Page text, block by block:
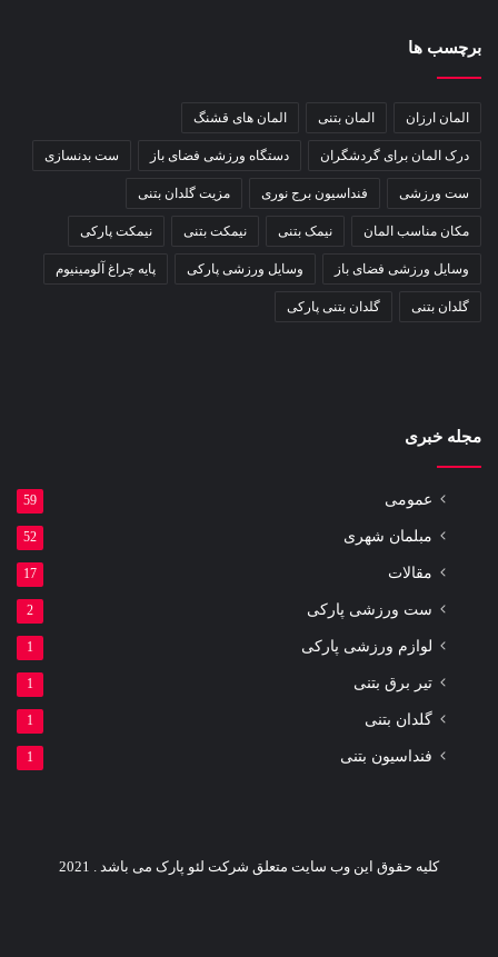
برچسب ها
المان ارزان المان بتنی المان های قشنگ
درک المان برای گردشگران دستگاه ورزشی فضای باز ست بدنسازی
ست ورزشی فنداسیون برج نوری مزیت گلدان بتنی
مکان مناسب المان نیمک بتنی نیمکت بتنی نیمکت پارکی
وسایل ورزشی فضای باز وسایل ورزشی پارکی پایه چراغ آلومینیوم
گلدان بتنی گلدان بتنی پارکی
مجله خبری
عمومی 59
مبلمان شهری 52
مقالات 17
ست ورزشی پارکی 2
لوازم ورزشی پارکی 1
تیر برق بتنی 1
گلدان بتنی 1
فنداسیون بتنی 1
کلیه حقوق این وب سایت متعلق شرکت لئو پارک می باشد . 2021